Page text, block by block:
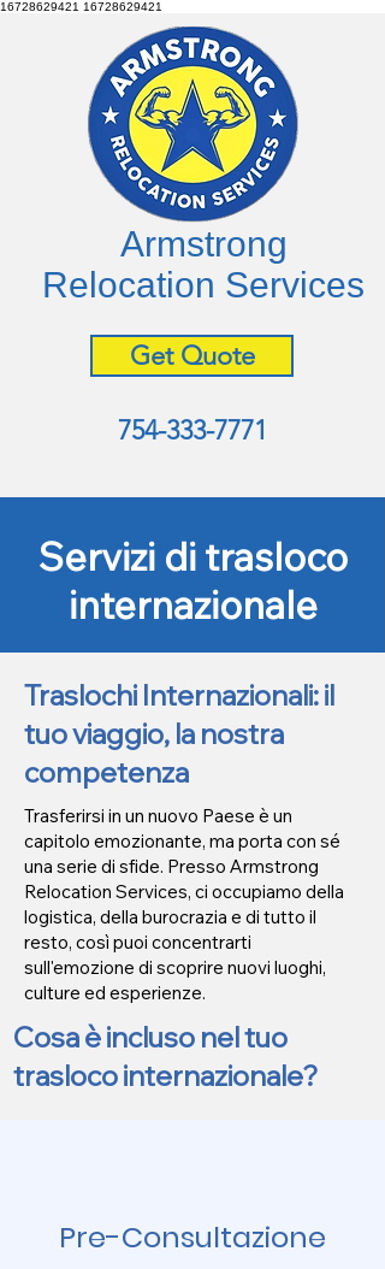
16728629421 16728629421
Armstrong
Relocation Services
754-333-7771
Get Quote
Servizi di trasloco
internazionale
Traslochi Internazionali: il
tuo viaggio, la nostra
competenza
Trasferirsi in un nuovo Paese è un
capitolo emozionante, ma porta con sé
una serie di sfide. Presso Armstrong
Relocation Services, ci occupiamo della
logistica, della burocrazia e di tutto il
resto, così puoi concentrarti
sull'emozione di scoprire nuovi luoghi,
culture ed esperienze.
Cosa è incluso nel tuo
trasloco internazionale?
Pre-Consultazione